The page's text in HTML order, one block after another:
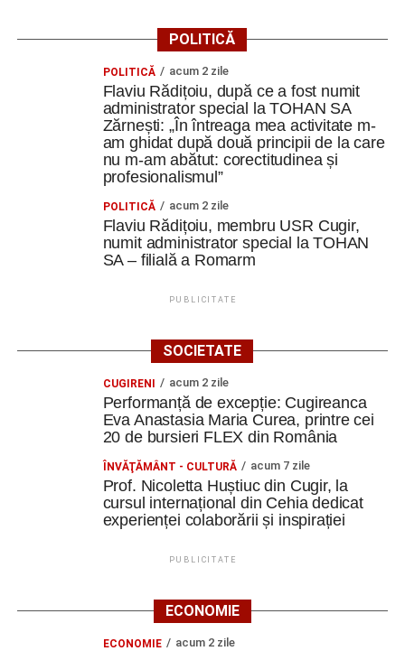
POLITICĂ
POLITICĂ acum 2 zile
Flaviu Rădițoiu, după ce a fost numit
administrator special la TOHAN SA
Zărnești: „În întreaga mea activitate m-
am ghidat după două principii de la care
nu m-am abătut: corectitudinea și
profesionalismul”
POLITICĂ acum 2 zile
Flaviu Rădițoiu, membru USR Cugir,
numit administrator special la TOHAN
SA – filială a Romarm
PUBLICITATE
SOCIETATE
CUGIRENI acum 2 zile
Performanță de excepție: Cugireanca
Eva Anastasia Maria Curea, printre cei
20 de bursieri FLEX din România
ÎNVĂŢĂMÂNT - CULTURĂ acum 7 zile
Prof. Nicoletta Huștiuc din Cugir, la
cursul internațional din Cehia dedicat
experienței colaborării și inspirației
PUBLICITATE
ECONOMIE
ECONOMIE acum 2 zile